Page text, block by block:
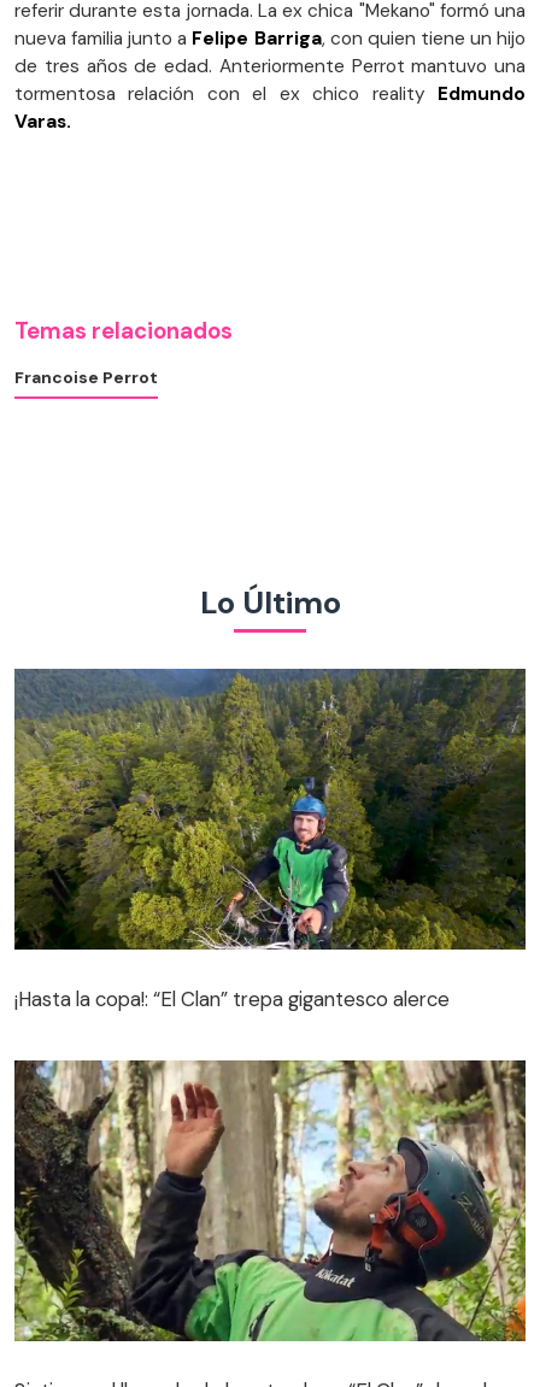
referir durante esta jornada. La ex chica "Mekano" formó una
nueva familia junto a Felipe Barriga, con quien tiene un hijo
de tres años de edad. Anteriormente Perrot mantuvo una
tormentosa relación con el ex chico reality Edmundo
Varas.
Temas relacionados
Francoise Perrot
Lo Último
¡Hasta la copa!: “El Clan” trepa gigantesco alerce
el que podría ser el árbol más antiguo del mundo